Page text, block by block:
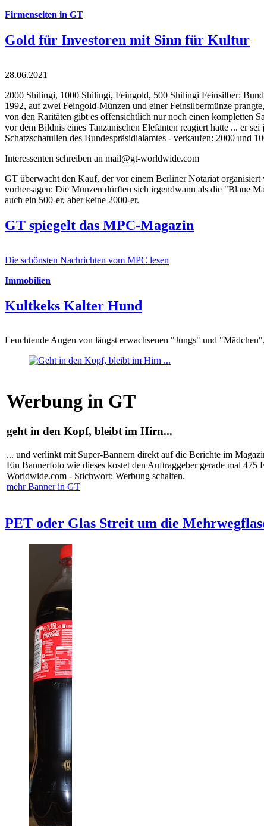
Firmenseiten in GT
Gold für Investoren mit Sinn für Kultur
28.06.2021
2000 Shilingi, 1000 Shilingi, Feingold, 500 Shilingi Feinsilber:
1992, auf zwei Feingold-Münzen und einer Feinsilbermünze
von den Raritäten gibt es offensichtlich nur noch einen kompletten
vor dem Bildnis eines Tanzanischen Elefanten reagiert hatte ... er
Schatzschatullen des Bundespräsidialamtes - verkaufen: 2000
Interessenten schreiben an mail@gt-worldwide.com
GT überwacht den Kauf, der vor einem Berliner Notariat
vorhersagen: Die Münzen dürften sich irgendwann als die "Blaue
auch ein 500-er, aber keine 2000-er.
GT spiegelt das MPC-Magazin
Die schönsten Nachrichten vom MPC lesen
Immobilien
Kultkeks Kalter Hund
Leuchtende Augen von längst erwachsenen "Jungs" und
Werbung in GT
geht in den Kopf, bleibt im Hirn...
... und verlinkt mit Super-Bannern direkt auf die Berichte im
Ein Bannerfoto wie dieses kostet den Auftraggeber gerade mal
Worldwide.com - Stichwort: Werbung schalten.
mehr Banner in GT
PET oder Glas Streit um die